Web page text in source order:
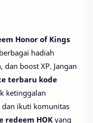
Honor of Kings
hadiah
dan boost XP. Jangan
terbaru kode
ketinggalan
dan ikuti komunitas
redeem HOKyang